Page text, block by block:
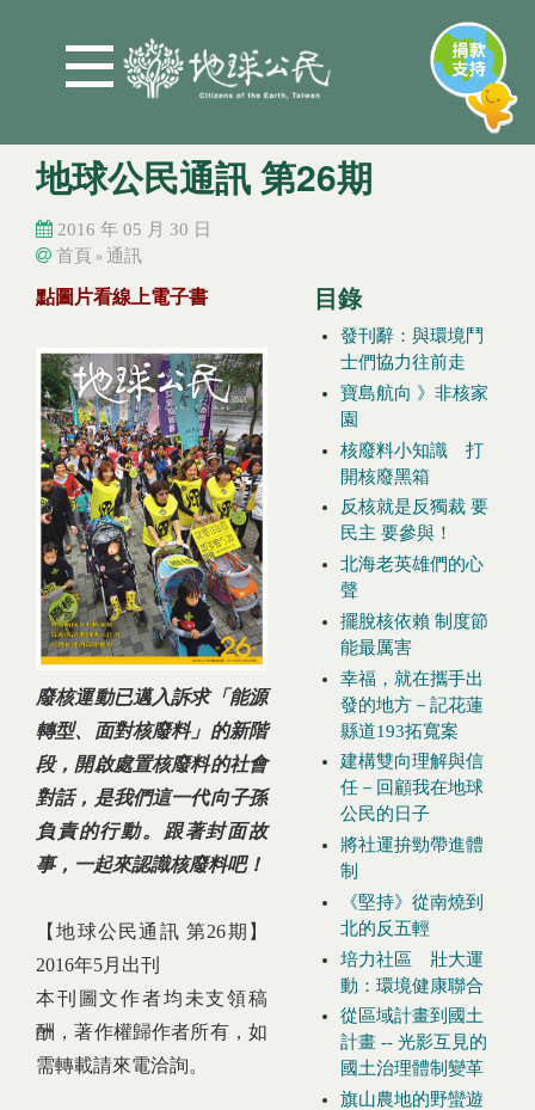
地球公民通訊 第26期
2016 年 05 月 30 日
您在這裡
首頁 » 通訊
您在這裡 目錄
發刊辭：與環境鬥
士們協力往前走
寶島航向 》非核家
園
核廢料小知識 打
開核廢黑箱
反核就是反獨裁 要
民主 要參與！
北海老英雄們的心
聲
擺脫核依賴 制度節
能最厲害
幸福，就在攜手出
發的地方－記花蓮
縣道193拓寬案
建構雙向理解與信
任－回顧我在地球
公民的日子
將社運拚勁帶進體
制
《堅持》從南燒到
北的反五輕
培力社區 壯大運
動：環境健康聯合
從區域計畫到國土
計畫 -- 光影互見的
國土治理體制變革
旗山農地的野蠻遊
點圖片看線上電子書
廢核運動已邁入訴求「能源
轉型、面對核廢料」的新階
段，開啟處置核廢料的社會
對話，是我們這一代向子孫
負責的行動。跟著封面故
事，一起來認識核廢料吧！​
【地球公民通訊 第26期】
2016年5月出刊
本刊圖文作者均未支領稿
酬，著作權歸作者所有，如
需轉載請來電洽詢。